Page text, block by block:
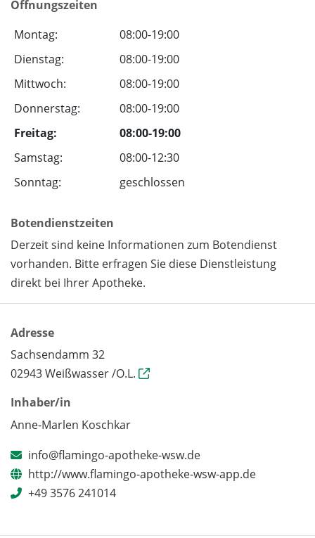
Öffnungszeiten
Montag:
08:00-19:00
Dienstag:
08:00-19:00
Mittwoch:
08:00-19:00
Donnerstag:
08:00-19:00
Freitag:
08:00-19:00
Samstag:
08:00-12:30
Sonntag:
geschlossen
Botendienstzeiten
Derzeit sind keine Informationen zum Botendienst
vorhanden. Bitte erfragen Sie diese Dienstleistung
direkt bei Ihrer Apotheke.
Adresse
Sachsendamm 32
02943 Weißwasser /O.L.
Inhaber/in
Anne-Marlen Koschkar
info@flamingo-apotheke-wsw.de
http://www.flamingo-apotheke-wsw-app.de
+49 3576 241014